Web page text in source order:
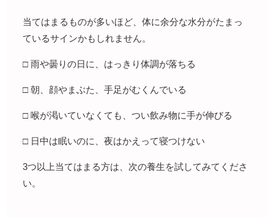
当てはまるものが多いほど、体に余分な水分がたまっ
ているサインかもしれません。
□ 雨や曇りの日に、はっきり体調が落ちる
□ 朝、顔やまぶた、手足がむくんでいる
□ 喉が渇いていなくても、つい飲み物に手が伸びる
□ 日中は眠いのに、夜はかえって寝つけない
3つ以上当てはまる方は、次の養生を試してみてくださ
い。